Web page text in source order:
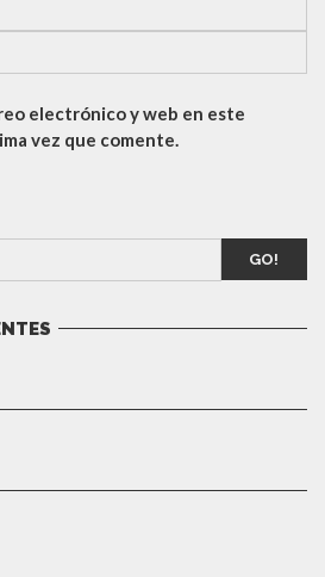
electrónico y web en este
vez que comente.
GO!